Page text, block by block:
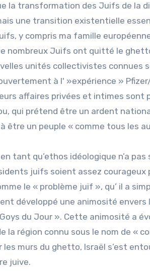
la transformation des Juifs de la
une transition existentielle
y compris ma famille
nombreux Juifs ont quitté le
unités collectivistes connues
à l' »expérience »
affaires privées et intimes
qui prétend être un ardent
être un peuple « comme tous les
tant qu’ethos idéologique n’a
juifs soient assez courageux
le « problème juif », qu’ il a
développé une animosité
du Jour ». Cette animosité a
la région connu sous le nom de «
murs du ghetto, Israël s’est
juive.